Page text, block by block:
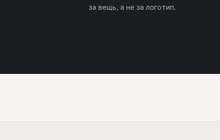
за вещь, а не за логотип.